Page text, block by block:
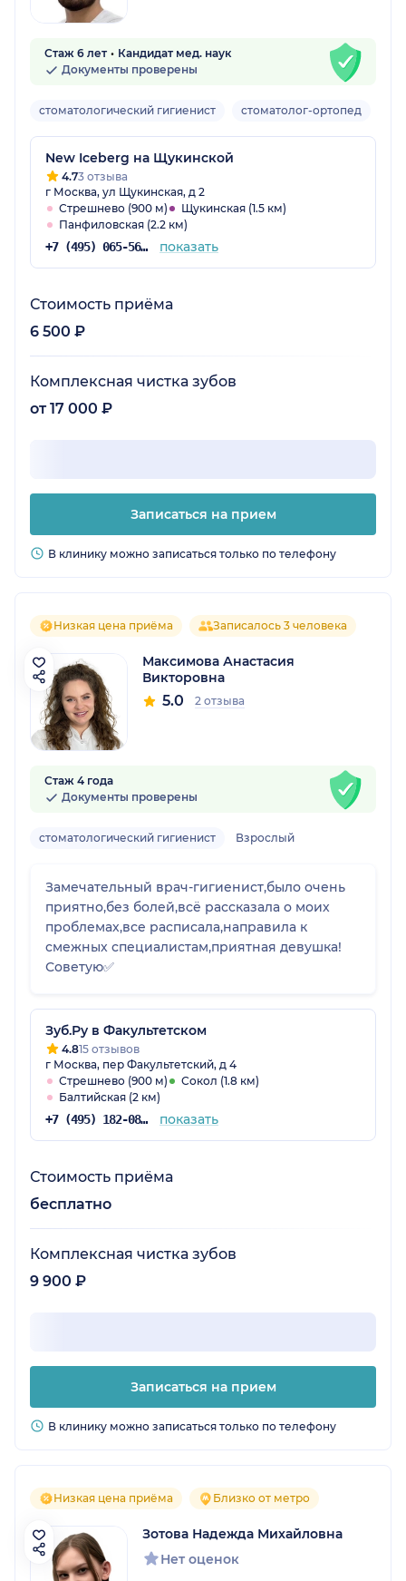
Стаж 6 лет
Кандидат мед. наук
Документы проверены
стоматологический гигиенист стоматолог-ортопед
New Iceberg на Щукинской
4.73 отзыва
г Москва, ул Щукинская, д 2
Стрешнево (900 м)
Щукинская (1.5 км)
Панфиловская (2.2 км)
+7 (495) 065-56-92 показать
Стоимость приёма
6 500 ₽
Комплексная чистка зубов
от 17 000 ₽
Записаться на прием
В клинику можно записаться только по телефону
Низкая цена приёма Записалось 3 человека
Максимова Анастасия
Викторовна
5.0 2 отзыва
Стаж 4 года
Документы проверены
стоматологический гигиенист Взрослый
Замечательный врач-гигиенист,было очень
приятно,без болей,всё рассказала о моих
проблемах,все расписала,направила к
смежных специалистам,приятная девушка!
Советую✅
Зуб.Ру в Факультетском
4.815 отзывов
г Москва, пер Факультетский, д 4
Стрешнево (900 м)
Сокол (1.8 км)
Балтийская (2 км)
+7 (495) 182-08-75 показать
Стоимость приёма
бесплатно
Комплексная чистка зубов
9 900 ₽
Записаться на прием
В клинику можно записаться только по телефону
Низкая цена приёма Близко от метро
Зотова Надежда Михайловна
Нет оценок